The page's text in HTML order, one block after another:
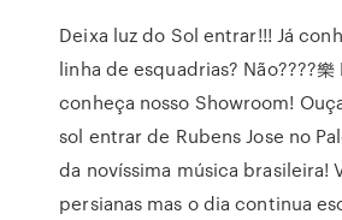
Deixa luz do Sol entrar!!! Já
linha de esquadrias? Não????樂
conheça nosso Showroom!
sol entrar de Rubens Jose no
da novíssima música brasileira!
persianas mas o dia continua